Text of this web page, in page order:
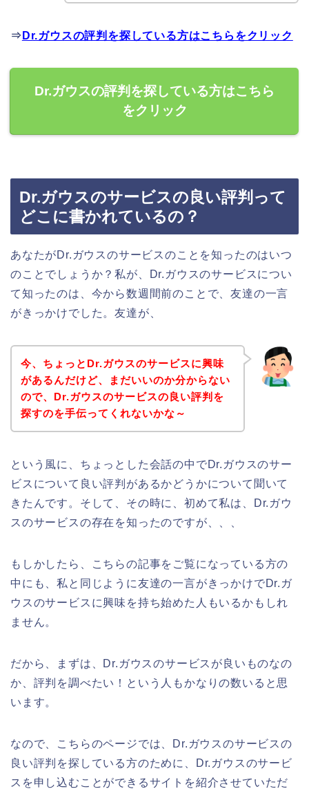
⇒ Dr.ガウスの評判を探している方はこちらをクリック
Dr.ガウスの評判を探している方はこちら
をクリック
Dr.ガウスのサービスの良い評判って
どこに書かれているの？
あなたがDr.ガウスのサービスのことを知ったのはいつ
のことでしょうか？私が、Dr.ガウスのサービスについ
て知ったのは、今から数週間前のことで、友達の一言
がきっかけでした。友達が、
今、ちょっとDr.ガウスのサービスに興味
があるんだけど、まだいいのか分からない
ので、Dr.ガウスのサービスの良い評判を
探すのを手伝ってくれないかな～
という風に、ちょっとした会話の中でDr.ガウスのサー
ビスについて良い評判があるかどうかについて聞いて
きたんです。そして、その時に、初めて私は、Dr.ガウ
スのサービスの存在を知ったのですが、、、
もしかしたら、こちらの記事をご覧になっている方の
中にも、私と同じように友達の一言がきっかけでDr.ガ
ウスのサービスに興味を持ち始めた人もいるかもしれ
ません。
だから、まずは、Dr.ガウスのサービスが良いものなの
か、評判を調べたい！という人もかなりの数いると思
います。
なので、こちらのページでは、Dr.ガウスのサービスの
良い評判を探している方のために、Dr.ガウスのサービ
スを申し込むことができるサイトを紹介させていただ